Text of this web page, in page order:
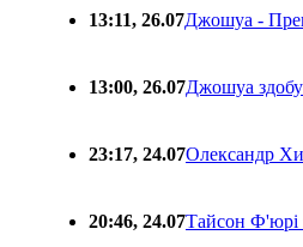
13:11, 26.07Джошуа -
13:00, 26.07Джошуа
23:17, 24.07Олександр
20:46, 24.07Тайсон Ф'юрі